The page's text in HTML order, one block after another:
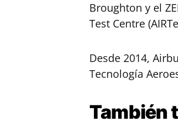
Broughton y el
Test Centre
Desde 2014,
Tecnología
También